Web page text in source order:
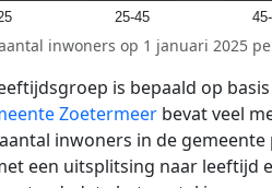
25-45
inwoners op 1 januari 2025
is bepaald op
Zoetermeer bevat veel
inwoners in de
een uitsplitsing naar leeftijd